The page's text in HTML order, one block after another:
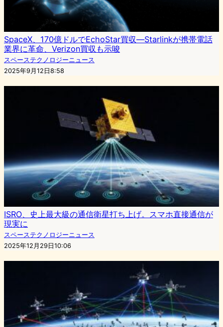
SpaceX、170億ドルでEchoStar買収—Starlinkが携帯電話
業界に革命、Verizon買収も示唆
スペーステクノロジーニュース
2025年9月12日8:58
ISRO、史上最大級の通信衛星打ち上げ。スマホ直接通信が
現実に
スペーステクノロジーニュース
2025年12月29日10:06